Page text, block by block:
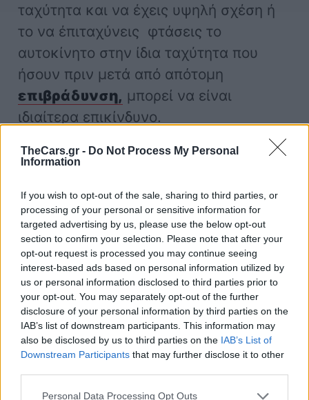
TheCars.gr - Do Not Process My Personal
Information
If you wish to opt-out of the sale, sharing to third parties, or
processing of your personal or sensitive information for
targeted advertising by us, please use the below opt-out
section to confirm your selection. Please note that after your
opt-out request is processed you may continue seeing
interest-based ads based on personal information utilized by
us or personal information disclosed to third parties prior to
your opt-out. You may separately opt-out of the further
disclosure of your personal information by third parties on the
IAB’s list of downstream participants. This information may
also be disclosed by us to third parties on the IAB’s List of
Downstream Participants that may further disclose it to other
Personal Data Processing Opt Outs
ταχύτητα και να έχεις υψηλή σχέση ή
το να έπιταχύνεις φτάσεις το
αυτοκίνητο στην ίδια ταχύτητα που
ήσουν πριν μετά από απότομη
επιβράδυνση, μπορεί να είναι
ιδιαίτερα επικίνδυνο.
Αρχίκα, κουράζεις το αυτοκίνητο και
λόγος. Επίσης, κάνοντας αυτό το
λάθος, οκινητήρας σου λειτουργεί
λιγότερο αποδοτικά, η θερμοκρασία του
μπορεί να αυξάνεται ενώ μπορεί και να
προκληθούν προβλήματα και με το
σύστημα χρονισμού.
Σε έναν υπερτροφοδοτούμενο κινητήρα
(δηλαδή σε κινητήρα μετουρμπίνες),
υπάρχει επιπλέον και ο κίνδυνος